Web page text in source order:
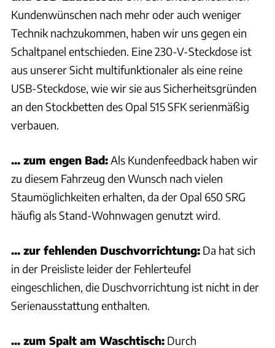
Kundenwünschen nach mehr oder auch weniger
Technik nachzukommen, haben wir uns gegen ein
Schaltpanel entschieden. Eine 230-V-Steckdose ist
aus unserer Sicht multifunktionaler als eine reine
USB-Steckdose, wie wir sie aus Sicherheitsgründen
an den Stockbetten des Opal 515 SFK serienmäßig
verbauen.
... zum engen Bad:Als Kundenfeedback haben wir
zu diesem Fahrzeug den Wunsch nach vielen
Staumöglichkeiten erhalten, da der Opal 650 SRG
häufig als Stand-Wohnwagen genutzt wird.
... zur fehlenden Duschvorrichtung: Da hat sich
in der Preisliste leider der Fehlerteufel
eingeschlichen, die Duschvorrichtung ist nicht in der
Serienausstattung enthalten.
... zum Spalt am Waschtisch: Durch